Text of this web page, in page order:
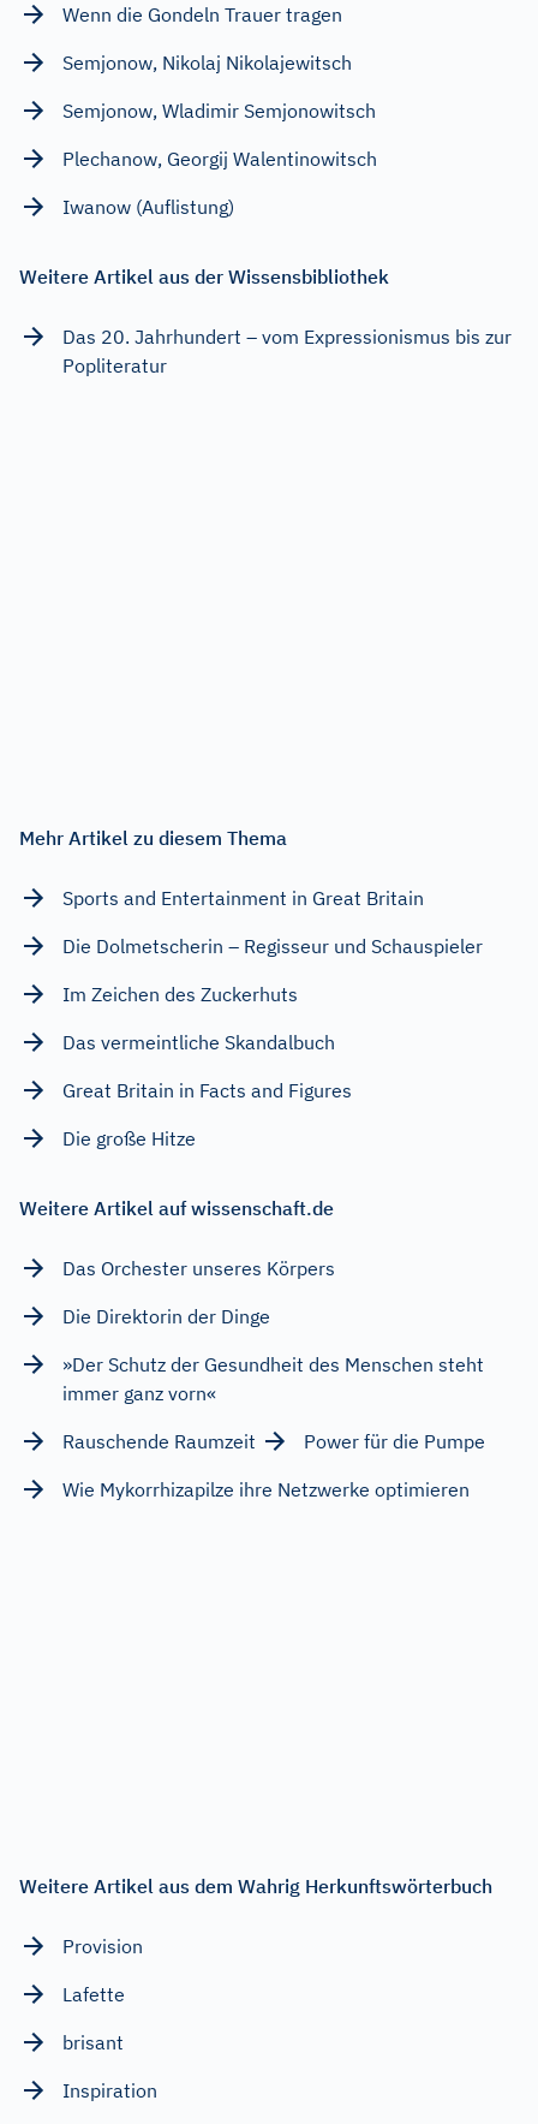
Wenn die Gondeln Trauer tragen
Semjonow, Nikolaj Nikolajewitsch
Semjonow, Wladimir Semjonowitsch
Plechanow, Georgij Walentinowitsch
Iwanow (Auflistung)
Weitere Artikel aus der Wissensbibliothek
Das 20. Jahrhundert – vom Expressionismus bis zur
Popliteratur
Mehr Artikel zu diesem Thema
Sports and Entertainment in Great Britain
Die Dolmetscherin – Regisseur und Schauspieler
Im Zeichen des Zuckerhuts
Das vermeintliche Skandalbuch
Great Britain in Facts and Figures
Die große Hitze
Weitere Artikel auf wissenschaft.de
Das Orchester unseres Körpers
Die Direktorin der Dinge
»Der Schutz der Gesundheit des Menschen steht
immer ganz vorn«
Rauschende Raumzeit
Power für die Pumpe
Wie Mykorrhizapilze ihre Netzwerke optimieren
Weitere Artikel aus dem Wahrig Herkunftswörterbuch
Provision
Lafette
brisant
Inspiration